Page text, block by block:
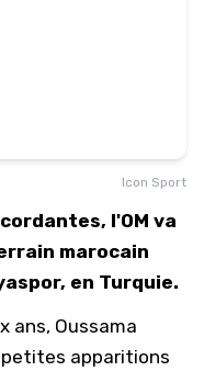
Icon Sport
l'OM va
marocain
en Turquie.
ans, Oussama
petites apparitions